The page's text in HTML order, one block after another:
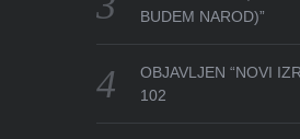
BUDEM NAROD)”
OBJAVLJEN “NOVI
102